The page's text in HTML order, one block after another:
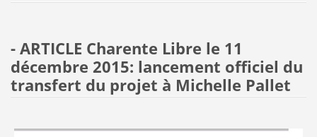
- ARTICLE Charente Libre le 11
décembre 2015: lancement officiel du
transfert du projet à Michelle Pallet